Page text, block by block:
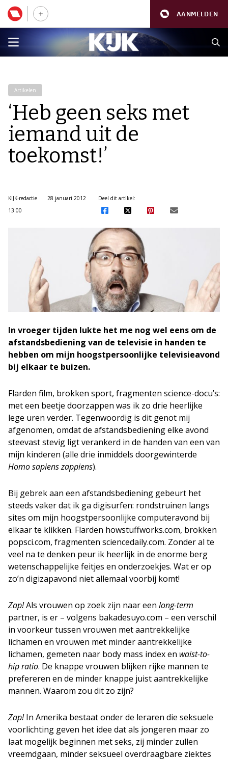
AANMELDEN
Artikelen
‘Heb geen seks met
iemand uit de
toekomst!’
KIJK-redactie
28 januari 2012
13:00
Deel dit artikel:
In vroeger tijden lukte het me nog wel eens om de
afstandsbediening van de televisie in handen te
hebben om mijn hoogstpersoonlijke televisieavond
bij elkaar te buizen.
Flarden film, brokken sport, fragmenten science-docu’s:
met een beetje doorzappen was ik zo drie heerlijke
lege uren verder. Tegenwoordig is dit genot mij
afgenomen, omdat de afstandsbediening elke avond
steevast stevig ligt verankerd in de handen van een van
mijn kinderen (alle drie inmiddels doorgewinterde
Homo sapiens zappiens).
Bij gebrek aan een afstandsbediening gebeurt het
steeds vaker dat ik ga digisurfen: rondstruinen langs
sites om mijn hoogstpersoonlijke computeravond bij
elkaar te klikken. Flarden howstuffworks.com, brokken
popsci.com, fragmenten sciencedaily.com. Zonder al te
veel na te denken peur ik heerlijk in de enorme berg
wetenschappelijke feitjes en onderzoekjes. Wat er op
zo’n digizapavond niet allemaal voorbij komt!
Zap!Als vrouwen op zoek zijn naar een long-term
partner, is er – volgens bakadesuyo.com – een verschil
in voorkeur tussen vrouwen met aantrekkelijke
lichamen en vrouwen met minder aantrekkelijke
lichamen, gemeten naar body mass index en waist-to-
hip ratio. De knappe vrouwen blijken rijke mannen te
prefereren en de minder knappe juist aantrekkelijke
mannen. Waarom zou dit zo zijn?
Zap!In Amerika bestaat onder de leraren die seksuele
voorlichting geven het idee dat als jongeren maar zo
laat mogelijk beginnen met seks, zij minder zullen
vreemdgaan, minder seksueel overdraagbare ziektes